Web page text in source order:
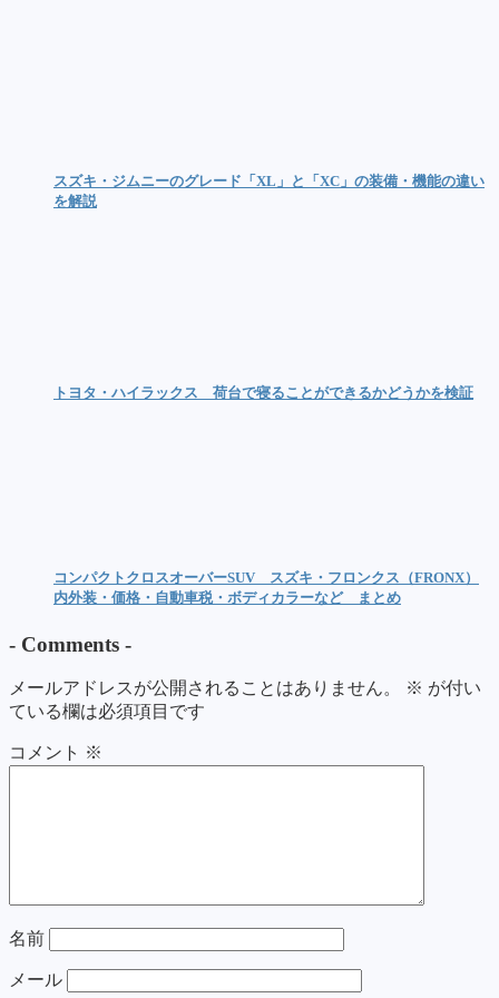
スズキ・ジムニーのグレード「XL」と「XC」の装備・機能の違い
を解説
トヨタ・ハイラックス 荷台で寝ることができるかどうかを検証
コンパクトクロスオーバーSUV スズキ・フロンクス（FRONX）
内外装・価格・自動車税・ボディカラーなど まとめ
- Comments -
メールアドレスが公開されることはありません。 ※ が付い
ている欄は必須項目です
コメント ※
名前
メール